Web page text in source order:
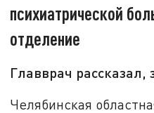
психиатрической
отделение
Главврач рассказал,
Челябинская